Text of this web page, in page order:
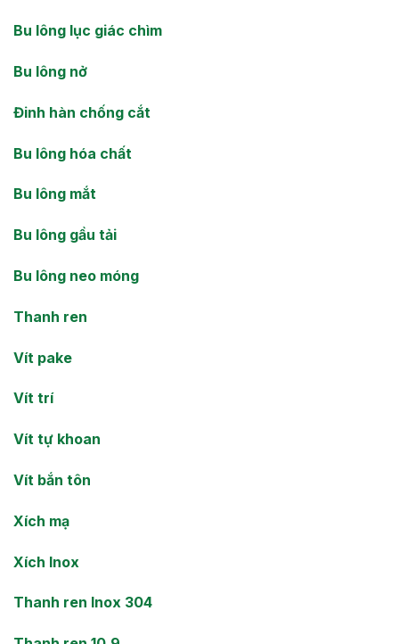
Bu lông lục giác chìm
Bu lông nở
Đinh hàn chống cắt
Bu lông hóa chất
Bu lông mắt
Bu lông gầu tải
Bu lông neo móng
Thanh ren
Vít pake
Vít trí
Vít tự khoan
Vít bắn tôn
Xích mạ
Xích Inox
Thanh ren Inox 304